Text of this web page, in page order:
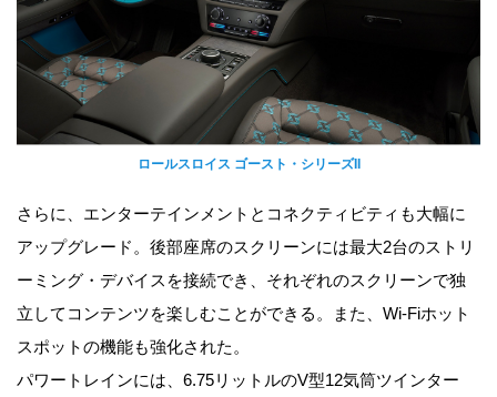
ロールスロイス ゴースト・シリーズII
さらに、エンターテインメントとコネクティビティも大幅に
アップグレード。後部座席のスクリーンには最大2台のストリ
ーミング・デバイスを接続でき、それぞれのスクリーンで独
立してコンテンツを楽しむことができる。また、Wi-Fiホット
スポットの機能も強化された。
パワートレインには、6.75リットルのV型12気筒ツインター